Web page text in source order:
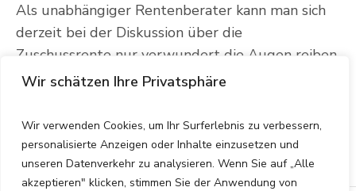
Wir schätzen Ihre Privatsphäre
Wir verwenden Cookies, um Ihr Surferlebnis zu verbessern,
personalisierte Anzeigen oder Inhalte einzusetzen und
unseren Datenverkehr zu analysieren. Wenn Sie auf „Alle
akzeptieren" klicken, stimmen Sie der Anwendung von
Als unabhängiger Rentenberater kann man sich
derzeit bei der Diskussion über die
Zuschussrente nur verwundert die Augen reiben.
„Rentenexperten“ aller Parteien und Verbände
preiszutun. Aber gehört die Zuschussrente in das
System der gesetzlichen Rentenversicherung?